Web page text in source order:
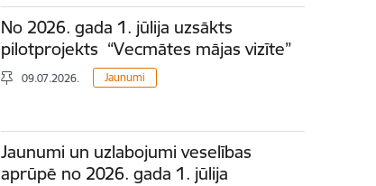
No 2026. gada 1. jūlija uzsākts
pilotprojekts “Vecmātes mājas vizīte”
09.07.2026. Jaunumi
Jaunumi un uzlabojumi veselības
aprūpē no 2026. gada 1. jūlija